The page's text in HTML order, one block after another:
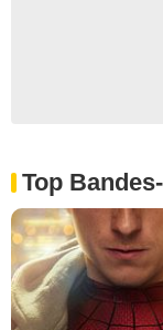
Top